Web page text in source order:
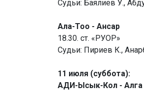
Судьи: Баялиев У.,
Ала-Тоо - Ансар
18.30. ст. «РУОР»
Судьи: Пириев К.,
11 июля (суббота):
АДИ-Ысык-Кол - Алга